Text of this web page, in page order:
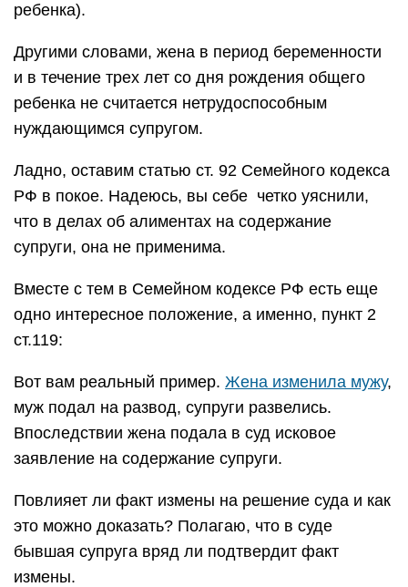
ребенка).
Другими словами, жена в период беременности
и в течение трех лет со дня рождения общего
ребенка не считается нетрудоспособным
нуждающимся супругом.
Ладно, оставим статью ст. 92 Семейного кодекса
РФ в покое. Надеюсь, вы себе четко уяснили,
что в делах об алиментах на содержание
супруги, она не применима.
Вместе с тем в Семейном кодексе РФ есть еще
одно интересное положение, а именно, пункт 2
ст.119:
Вот вам реальный пример. Жена изменила мужу,
муж подал на развод, супруги развелись.
Впоследствии жена подала в суд исковое
заявление на содержание супруги.
Повлияет ли факт измены на решение суда и как
это можно доказать? Полагаю, что в суде
бывшая супруга вряд ли подтвердит факт
измены.